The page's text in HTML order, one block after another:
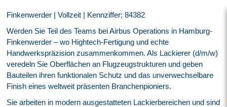
Finkenwerder | Vollzeit | Kennziffer; 84382
Werden Sie Teil des Teams bei Airbus Operations in Hamburg-
Finkenwerder – wo Hightech-Fertigung und echte
Handwerkspräzision zusammenkommen. Als Lackierer (d/m/w)
veredeln Sie Oberflächen an Flugzeugstrukturen und geben
Bauteilen ihren funktionalen Schutz und das unverwechselbare
Finish eines weltweit präsenten Branchenpioniers.
Sie arbeiten in modern ausgestatteten Lackierbereichen und sind